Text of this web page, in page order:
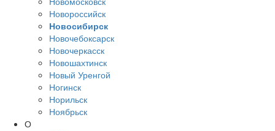
Новороссийск
Новосибирск
Новочебоксарск
Новочеркасск
Новошахтинск
Новый Уренгой
Ногинск
Норильск
Ноябрьск
О